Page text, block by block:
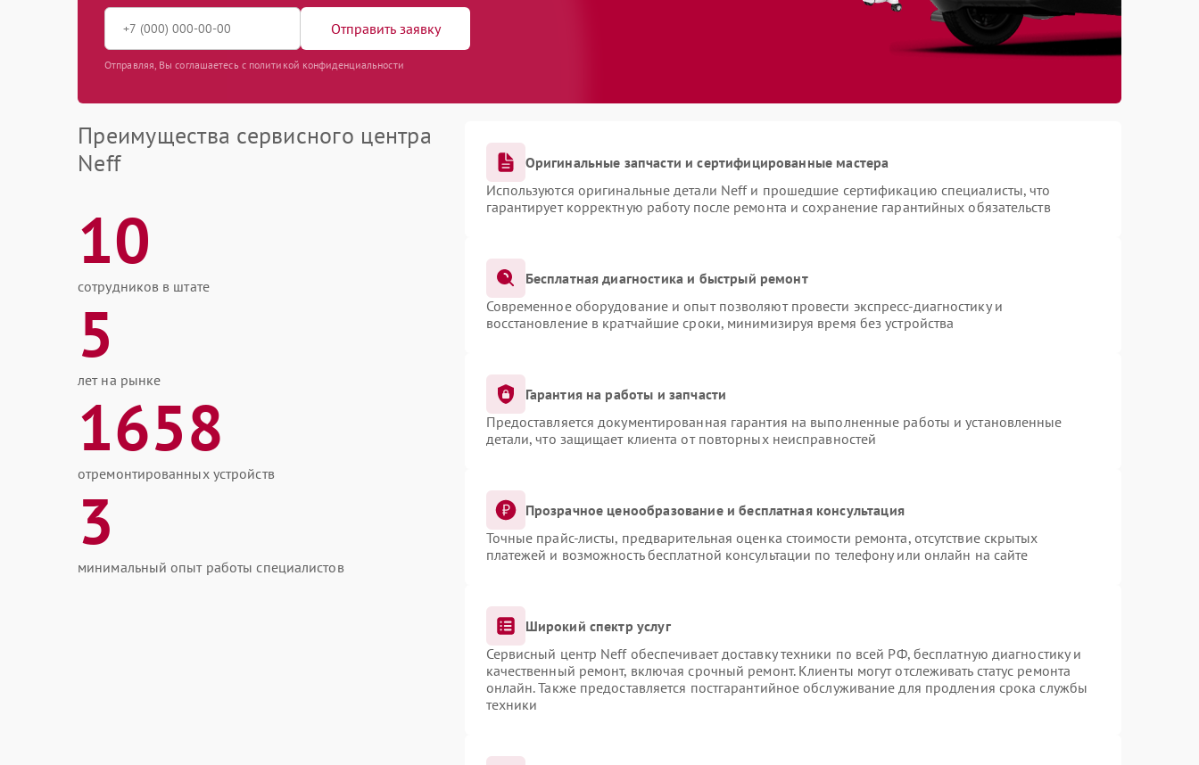
Отправить заявку
Отправляя, Вы соглашаетесь с политикой конфиденциальности
Преимущества сервисного центра
Neff
10
сотрудников в штате
5
лет на рынке
1658
отремонтированных устройств
3
минимальный опыт работы специалистов
Оригинальные запчасти и сертифицированные мастера
Используются оригинальные детали Neff и прошедшие сертификацию специалисты, что
гарантирует корректную работу после ремонта и сохранение гарантийных обязательств
Бесплатная диагностика и быстрый ремонт
Современное оборудование и опыт позволяют провести экспресс-диагностику и
восстановление в кратчайшие сроки, минимизируя время без устройства
Гарантия на работы и запчасти
Предоставляется документированная гарантия на выполненные работы и установленные
детали, что защищает клиента от повторных неисправностей
Прозрачное ценообразование и бесплатная консультация
Точные прайс-листы, предварительная оценка стоимости ремонта, отсутствие скрытых
платежей и возможность бесплатной консультации по телефону или онлайн на сайте
Широкий спектр услуг
Сервисный центр Neff обеспечивает доставку техники по всей РФ, бесплатную диагностику и
качественный ремонт, включая срочный ремонт. Клиенты могут отслеживать статус ремонта
онлайн. Также предоставляется постгарантийное обслуживание для продления срока службы
техники